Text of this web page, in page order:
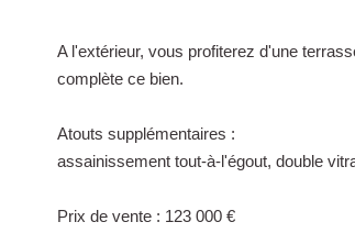
A l'extérieur, vous profiterez d'une
complète ce bien.
Atouts supplémentaires :
assainissement tout-à-l'égout, double
Prix de vente : 123 000 €